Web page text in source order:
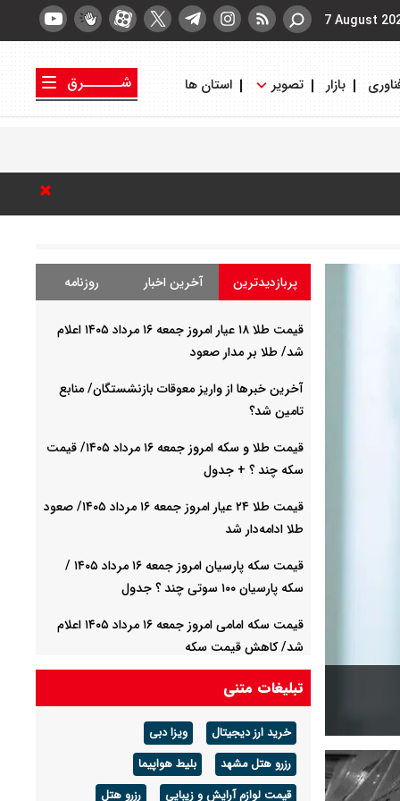
7 August
بازار تصویر استان ها
شــــــرق
پربازدیدترین آخرین اخبار روزنامه
قیمت طلا ۱۸ عیار امروز جمعه ۱۶ مرداد ۱۴۰۵ اعلام
شد/ طلا بر مدار صعود
آخرین خبرها از واریز معوقات بازنشستگان/ منابع
تامین شد؟
قیمت طلا و سکه امروز جمعه ۱۶ مرداد ۱۴۰۵/ قیمت
سکه چند ؟ + جدول
قیمت طلا ۲۴ عیار امروز جمعه ۱۶ مرداد ۱۴۰۵/ صعود
طلا ادامه‌دار شد
قیمت سکه پارسیان امروز جمعه ۱۶ مرداد ۱۴۰۵ /
سکه پارسیان ۱۰۰ سوتی چند ؟ جدول
قیمت سکه امامی امروز جمعه ۱۶ مرداد ۱۴۰۵ اعلام
شد/ کاهش قیمت سکه
شد + جدول
اونس طلا چند ؟ + جدول
تبلیغات متنی
خرید ارز دیجیتال
ویزا دبی
رزرو هتل مشهد
بلیط هواپیما
قیمت لوازم آرایش و زیبایی
رزرو هتل